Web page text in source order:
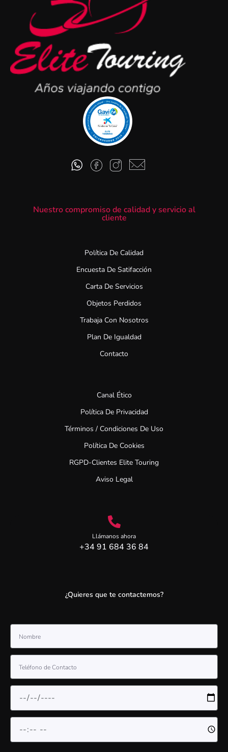
Nuestro compromiso de calidad y servicio al
cliente
Política De Calidad
Encuesta De Satifacción
Carta De Servicios
Objetos Perdidos
Trabaja Con Nosotros
Plan De Igualdad
Contacto
Canal Ético
Política De Privacidad
Términos / Condiciones De Uso
Política De Cookies
RGPD-Clientes Elite Touring
Aviso Legal
Llámanos ahora
+34 91 684 36 84
¿Quieres que te contactemos?